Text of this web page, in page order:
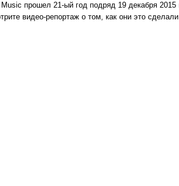
прошел 21-ый год подряд 19 декабря
видео-репортаж о том, как они это